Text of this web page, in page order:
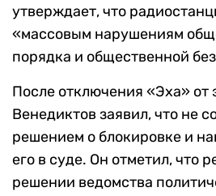
утверждает, что
«массовым нарушениям
порядка и общественной
После отключения «Эха» от
Венедиктов заявил, что не
решением о блокировке и
его в суде. Он отметил, что
решении ведомства